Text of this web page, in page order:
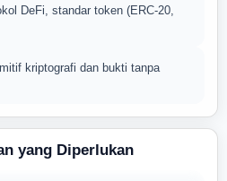
DeFi, standar token (ERC-20,
kriptografi dan bukti tanpa
yang Diperlukan